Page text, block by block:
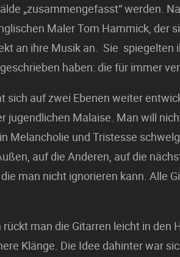
„zusammengefasst“ werden.
Maler Tom Hammick, der
an ihre Musik an. Sie spiegelten
haben: die für immer
sich auf zwei Ebenen weiter
jugendlichen Malaise. Man will
Melancholie und Tristesse
auf die Anderen, auf die
man nicht ignorieren kann. Alle
man die Gitarren leicht in den
Klänge. Die Idee dahinter war